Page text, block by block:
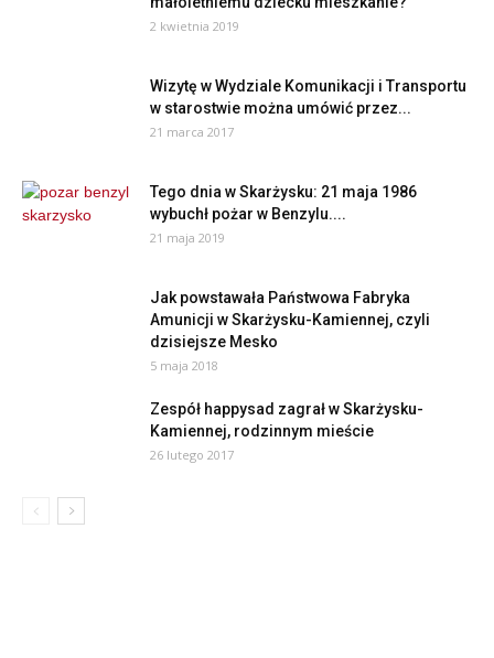
2 kwietnia 2019
Wizytę w Wydziale Komunikacji i Transportu
w starostwie można umówić przez...
21 marca 2017
Tego dnia w Skarżysku: 21 maja 1986
wybuchł pożar w Benzylu....
21 maja 2019
Jak powstawała Państwowa Fabryka
Amunicji w Skarżysku-Kamiennej, czyli
dzisiejsze Mesko
5 maja 2018
Zespół happysad zagrał w Skarżysku-
Kamiennej, rodzinnym mieście
26 lutego 2017